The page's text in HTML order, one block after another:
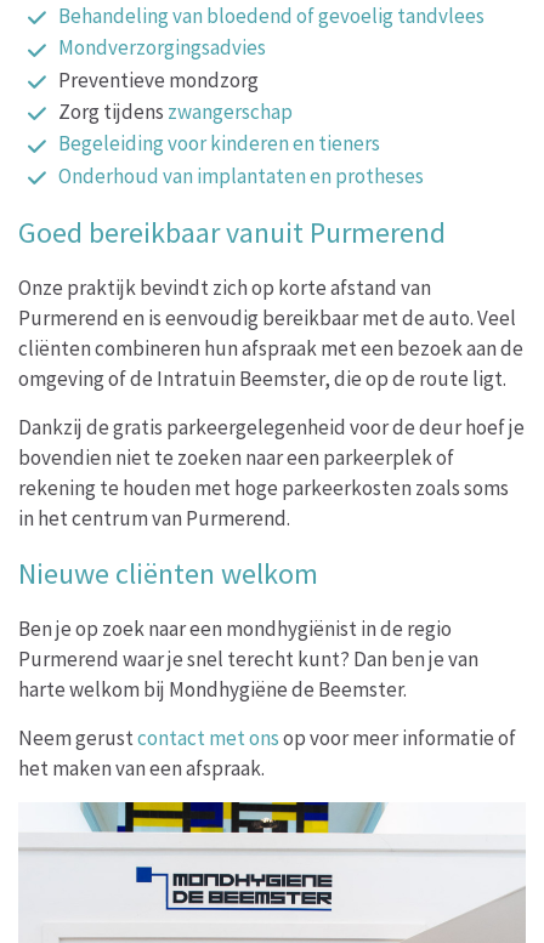
Behandeling van bloedend of gevoelig tandvlees
Mondverzorgingsadvies
Preventieve mondzorg
Zorg tijdens zwangerschap
Begeleiding voor kinderen en tieners
Onderhoud van implantaten en protheses
Goed bereikbaar vanuit Purmerend
Onze praktijk bevindt zich op korte afstand van
Purmerend en is eenvoudig bereikbaar met de auto. Veel
cliënten combineren hun afspraak met een bezoek aan de
omgeving of de Intratuin Beemster, die op de route ligt.
Dankzij de gratis parkeergelegenheid voor de deur hoef je
bovendien niet te zoeken naar een parkeerplek of
rekening te houden met hoge parkeerkosten zoals soms
in het centrum van Purmerend.
Nieuwe cliënten welkom
Ben je op zoek naar een mondhygiënist in de regio
Purmerend waar je snel terecht kunt? Dan ben je van
harte welkom bij Mondhygiëne de Beemster.
Neem gerustcontact met onsop voor meer informatie of
het maken van een afspraak.